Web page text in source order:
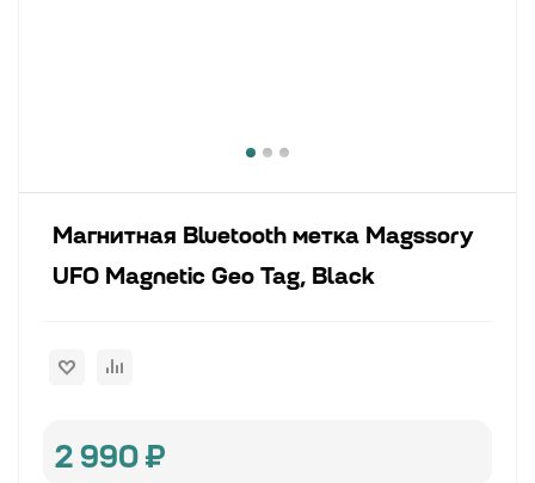
Магнитная Bluetooth метка Magssory
UFO Magnetic Geo Tag, Black
2 990₽